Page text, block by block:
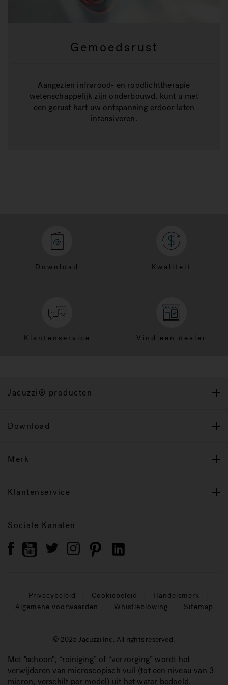
Gemoedsrust
Aangezien infrarood- en roodlichttherapie
wetenschappelijk zijn onderbouwd, kunt u met
een gerust hart uw ontspanning erdoor laten
intensiveren.
Download Kwaliteit
Klantenservice Vind een dealer
Jacuzzi® producten
Download
Merk
Klantenservice
Sociale Kanalen
Privacybeleid Cookiebeleid
Handelsmerk
Algemene voorwaarden
Whistleblowing Sitemap
© 2025 Jacuzzi Inc. All rights reserved.
Met "schoon", “reiniging” of “verzorging” wordt het
verwijderen van microscopisch vuil (tot een niveau van 3
micron, verschilt per model) uit het water bedoeld.